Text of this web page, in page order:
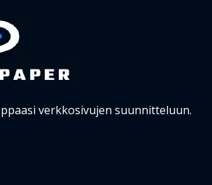
verkkosivujen suunnitteluun.